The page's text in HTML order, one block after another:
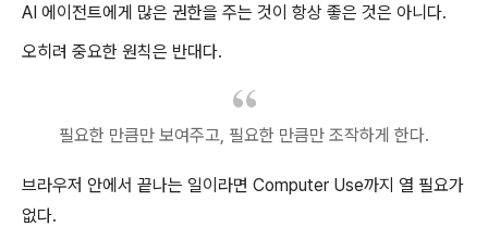
AI 에이전트에게 많은 권한을 주는 것이 항상 좋은 것은 아니다.
오히려 중요한 원칙은 반대다.
필요한 만큼만 보여주고, 필요한 만큼만 조작하게 한다.
브라우저 안에서 끝나는 일이라면 Computer Use까지 열 필요가
없다.